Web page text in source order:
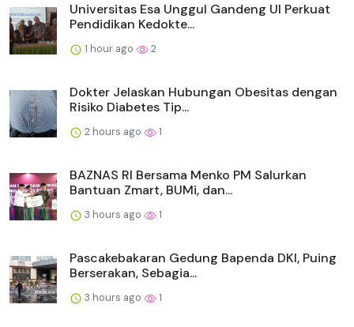
Universitas Esa Unggul Gandeng UI Perkuat
Pendidikan Kedokte...
1 hour ago 2
Dokter Jelaskan Hubungan Obesitas dengan
Risiko Diabetes Tip...
2 hours ago 1
BAZNAS RI Bersama Menko PM Salurkan
Bantuan Zmart, BUMi, dan...
3 hours ago 1
Pascakebakaran Gedung Bapenda DKI, Puing
Berserakan, Sebagia...
3 hours ago 1